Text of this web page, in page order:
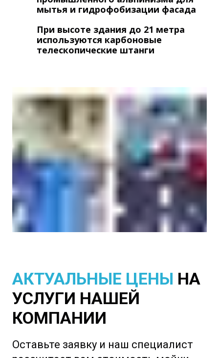
мытья и гидрофобизации фасада
При высоте здания до 21 метра
используются карбоновые
телескопические штанги
АКТУАЛЬНЫЕ ЦЕНЫ НА
УСЛУГИ НАШЕЙ
КОМПАНИИ
Оставьте заявку и наш специалист